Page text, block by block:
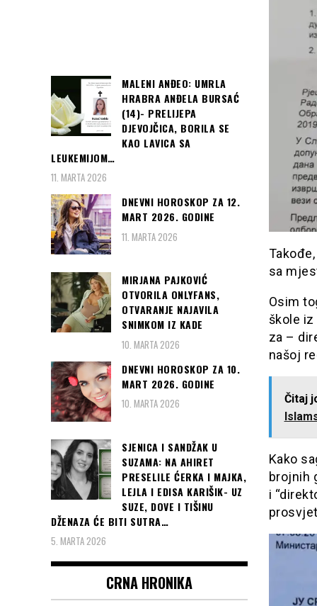
sa
Osim
škole
za –
našoj
Čitaj
Kako
brojnih
i
MALENI ANĐEO: UMRLA
HRABRA ANĐELA BURSAĆ
(14)- PRELIJEPA
DJEVOJČICA, BORILA SE
KAO LAVICA SA
LEUKEMIJOM…
11. MARTA 2026
DNEVNI HOROSKOP ZA 12.
MART 2026. GODINE
11. MARTA 2026
MIRJANA PAJKOVIĆ
OTVORILA ONLYFANS,
OTVARANJE NAJAVILA
SNIMKOM IZ KADE
10. MARTA 2026
DNEVNI HOROSKOP ZA 10.
MART 2026. GODINE
10. MARTA 2026
SJENICA I SANDŽAK U
SUZAMA: NA AHIRET
PRESELILE ĆERKA I MAJKA,
LEJLA I EDISA KARIŠIK- UZ
SUZE, DOVE I TIŠINU
DŽENAZA ĆE BITI SUTRA…
5. MARTA 2026
CRNA HRONIKA